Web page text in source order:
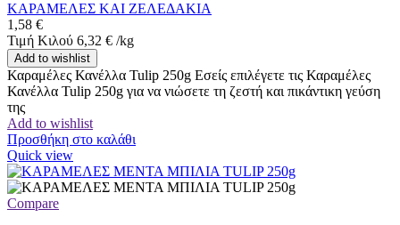
ΚΑΡΑΜΕΛΕΣ ΚΑΙ ΖΕΛΕΔΑΚΙΑ
1,58 €
Τιμή Κιλού 6,32 € /kg
Add to wishlist
Καραμέλες Κανέλλα Tulip 250g Εσείς επιλέγετε τις Καραμέλες
Κανέλλα Tulip 250g για να νιώσετε τη ζεστή και πικάντικη γεύση
της
Add to wishlist
Προσθήκη στο καλάθι
Quick view
Compare